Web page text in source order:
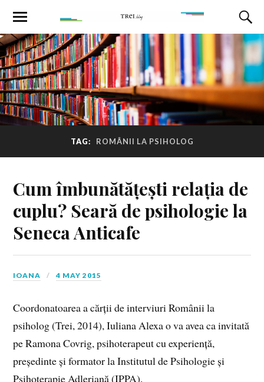
TAG: ROMÂNII LA PSIHOLOG
Cum îmbunătățești relația de
cuplu? Seară de psihologie la
Seneca Anticafe
IOANA 4 MAY 2015
Coordonatoarea a cărții de interviuri Românii la
psiholog (Trei, 2014), Iuliana Alexa o va avea ca invitată
pe Ramona Covrig, psihoterapeut cu experiență,
președinte și formator la Institutul de Psihologie și
Psihoterapie Adleriană (IPPA).